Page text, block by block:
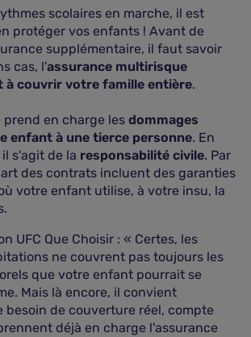
scolaires en marche, il est
protéger vos enfants ! Avant de
supplémentaire, il faut savoir
cas, l'assurance multirisque
couvrir votre famille entière.
prend en charge les dommages
enfant à une tierce personne. En
s'agit de la responsabilité civile. Par
des contrats incluent des garanties
votre enfant utilise, à votre insu, la
UFC Que Choisir : « Certes, les
ne couvrent pas toujours les
que votre enfant pourrait se
Mais là encore, il convient
besoin de couverture réel, compte
déjà en charge l'assurance